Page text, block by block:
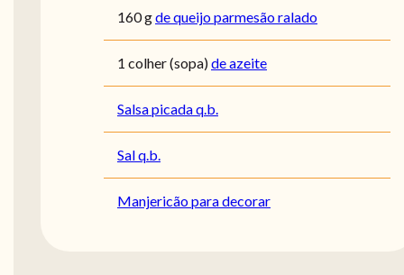
160gde queijo parmesão ralado
1 colher (sopa)de azeite
Salsa picada q.b.
Sal q.b.
Manjericão para decorar